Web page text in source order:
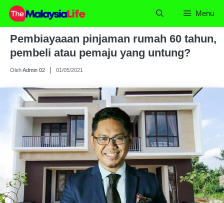
Skip
content
Menu
Pembiayaaan pinjaman rumah 60 tahun,
pembeli atau pemaju yang untung?
OlehAdmin 02 01/05/2021